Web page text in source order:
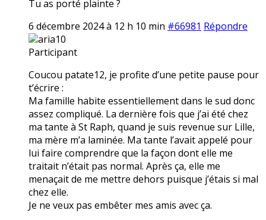
Tu as porté plainte ?
6 décembre 2024 à 12 h 10 min #66981 Répondre
aria10
Participant
Coucou patate12, je profite d’une petite pause pour
t’écrire :
Ma famille habite essentiellement dans le sud donc
assez compliqué. La dernière fois que j’ai été chez
ma tante à St Raph, quand je suis revenue sur Lille,
ma mère m’a laminée. Ma tante l’avait appelé pour
lui faire comprendre que la façon dont elle me
traitait n’était pas normal. Après ça, elle me
menaçait de me mettre dehors puisque j’étais si mal
chez elle.
Je ne veux pas embêter mes amis avec ça.